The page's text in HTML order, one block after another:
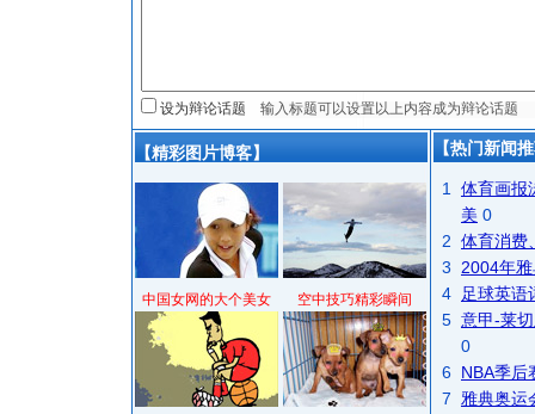
设为辩论话题
【精彩图片博客】
中国女网的大个美女 空中技巧精彩瞬间
【热门新闻
1
体育画报
美 0
2 体育消费
3
2004年
4
足球英语
5 意甲-莱
0
6 NBA季后
7
雅典奥运